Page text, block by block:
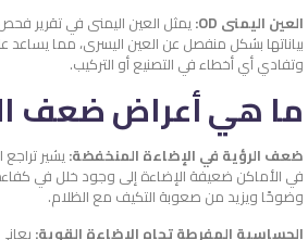
العين اليمنى OD:
يمثل العين اليمنى في تقرير
بياناتها بشكل منفصل عن العين اليسرى، مما
وتفادي أي أخطاء في التصنيع أو التركيب.
ما هي أعراض ضعف
ضعف الرؤية في الإضاءة المنخفضة:يشير تراجع
في الأماكن ضعيفة الإضاءة إلى وجود خلل في
وضوحًا ويزيد من صعوبة التكيف مع الظلام.
الحساسية المفرطة تجاه الإضاءة القوية: